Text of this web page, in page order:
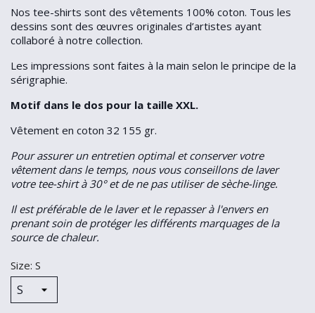
Nos tee-shirts sont des vêtements 100% coton. Tous les
dessins sont des œuvres originales d’artistes ayant
collaboré à notre collection.
Les impressions sont faites à la main selon le principe de la
sérigraphie.
Motif dans le dos pour la taille XXL.
Vêtement en coton 32 155 gr.
Pour assurer un entretien optimal et conserver votre
vêtement dans le temps, nous vous conseillons de laver
votre tee-shirt à 30° et de ne pas utiliser de sèche-linge.
Il est préférable de le laver et le repasser à l'envers en
prenant soin de protéger les différents marquages de la
source de chaleur.
Size: S